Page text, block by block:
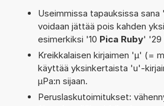
Useimmissa tapauksissa
voidaan jättää pois kahden
esimerkiksi '10 Pica Ruby' '29
Kreikkalaisen kirjaimen 'µ' (=
käyttää yksinkertaista 'u'-
µPa:n sijaan.
Peruslaskutoimitukset: